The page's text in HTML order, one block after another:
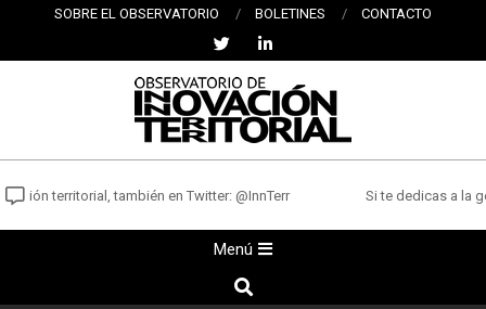
contenido
SOBRE EL OBSERVATORIO BOLETINES CONTACTO
OBSERVATORIO
DE
INNOVACIÓN
TERRITORIAL
territorial, también en Twitter: @InnTerr Si te dedicas a la
Menú
Buscar